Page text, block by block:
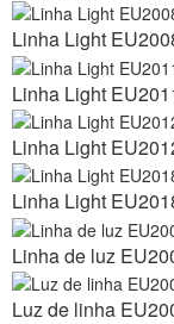
Linha Light
Linha Light
Linha Light
Linha Light
Linha de luz
Luz de linha